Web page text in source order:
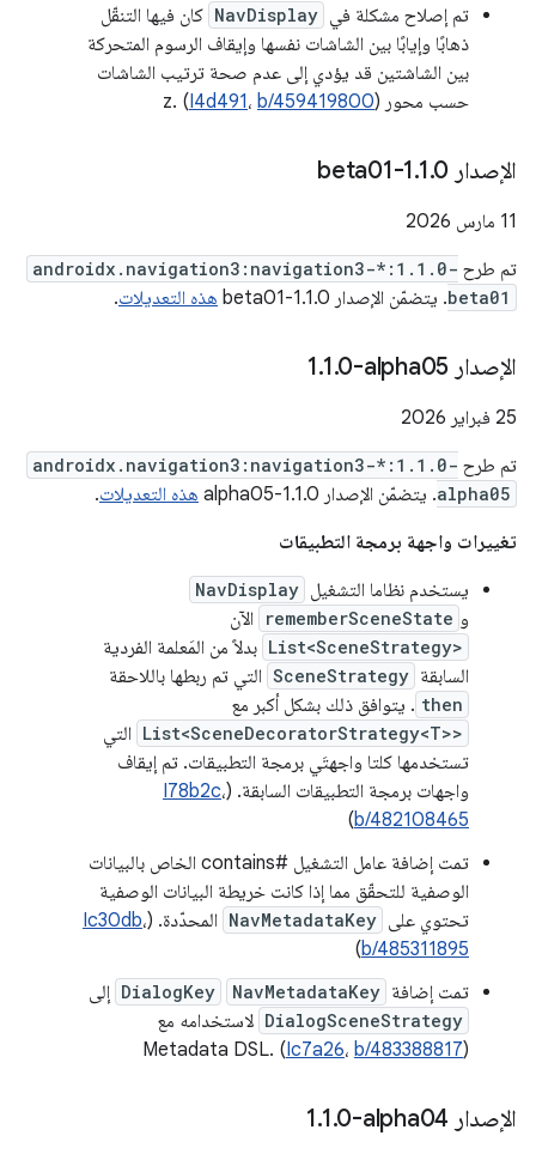
تم إصلاح مشكلة في NavDisplay كان فيها التنقّل
ذهابًا وإيابًا بين الشاشات نفسها وإيقاف الرسوم المتحركة
بين الشاشتين قد يؤدي إلى عدم صحة ترتيب الشاشات
حسب محور z. (
I4d491، b/459419800)
الإصدار 1 .1.0-beta01
‫11 مارس 2026
تم طرح androidx.navigation3:navigation3-*:1.1.0-
beta01. يتضمّن الإصدار 1.1.0-beta01 هذه التعديلات.
الإصدار ‎1 .1.0-alpha05
‫25 فبراير 2026
تم طرح androidx.navigation3:navigation3-*:1.1.0-
alpha05. يتضمّن الإصدار 1.1.0-alpha05 هذه التعديلات.
تغييرات واجهة برمجة التطبيقات
يستخدم نظاما التشغيل NavDisplay
و rememberSceneState الآن
List<SceneStrategy> بدلاً من المَعلمة الفردية
السابقة SceneStrategy التي تم ربطها باللاحقة
then . يتوافق ذلك بشكل أكبر مع
List<SceneDecoratorStrategy<T>> التي
تستخدمها كلتا واجهتَي برمجة التطبيقات. تم إيقاف
واجهات برمجة التطبيقات السابقة. ( I78b2c،
b/482108465
)
تمت إضافة عامل التشغيل #contains الخاص بالبيانات
الوصفية للتحقّق مما إذا كانت خريطة البيانات الوصفية
تحتوي على NavMetadataKey المحدّدة. ( Ic30db،
b/485311895
)
تمت إضافة NavMetadataKey
DialogKey إلى
DialogSceneStrategy لاستخدامه مع
Metadata DSL. (Ic7a26، b/483388817)
الإصدار ‎1 .1.0-alpha04